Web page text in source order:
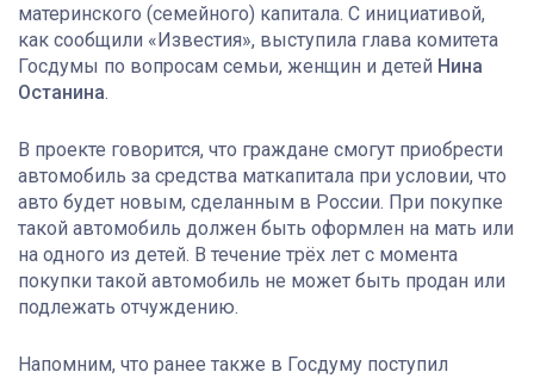
материнского (семейного) капитала. С инициативой,
как сообщили «Известия», выступила глава комитета
Госдумы по вопросам семьи, женщин и детей Нина
Останина.
В проекте говорится, что граждане смогут приобрести
автомобиль за средства маткапитала при условии, что
авто будет новым, сделанным в России. При покупке
такой автомобиль должен быть оформлен на мать или
на одного из детей. В течение трёх лет с момента
покупки такой автомобиль не может быть продан или
подлежать отчуждению.
Напомним, что ранее также в Госдуму поступил